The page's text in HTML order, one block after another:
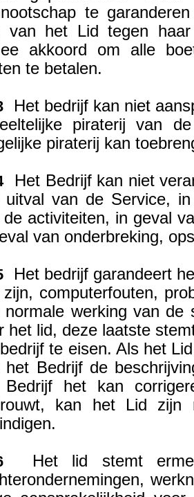
te
van het Lid tegen
akkoord om alle
te betalen.
Het bedrijf kan niet
piraterij van
piraterij kan
Het Bedrijf kan niet
uitval van de Service,
de activiteiten, in geval
van onderbreking,
Het bedrijf garandeert
computerfouten,
normale werking van de
het lid, deze laatste
te eisen. Als het
het Bedrijf de
Bedrijf het kan
kan het Lid zijn
Het lid stemt